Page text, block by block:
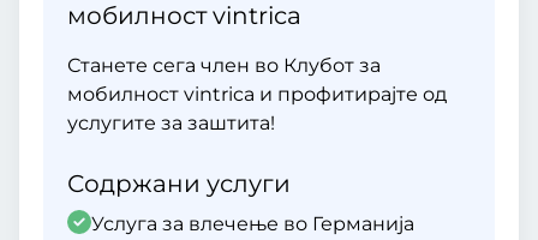
мобилност vintrica
Станете сега член во Клубот за
мобилност vintrica и профитирајте од
услугите за заштита!
Содржани услуги
Услуга за влечење во Германија